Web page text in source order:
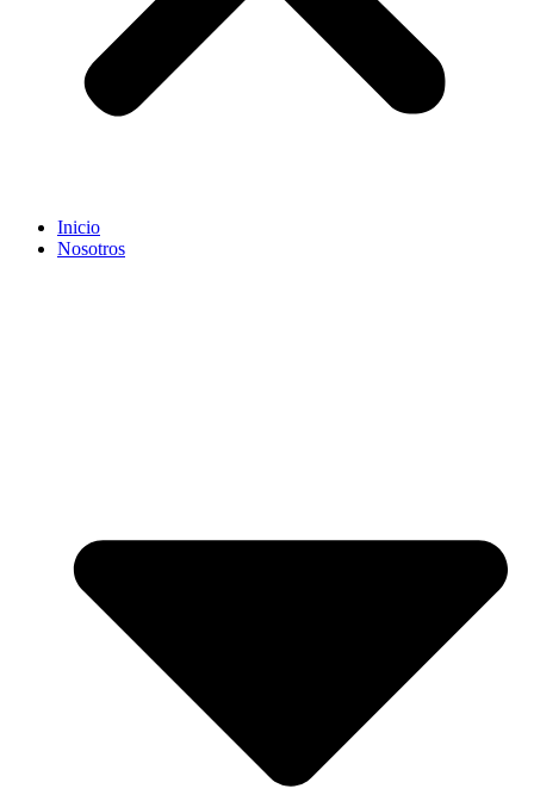
Inicio
Nosotros